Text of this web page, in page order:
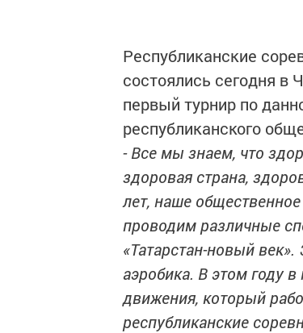
Республиканские
состоялись сегодня в
первый турнир по
республиканского
- Все мы знаем, что
здоровая страна,
лет, наше
проводим различные
«Татарстан-новый
аэробика. В этом году
движения, который
республиканские